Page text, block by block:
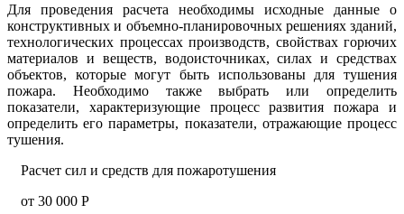
Для проведения расчета необходимы исходные данные о
конструктивных и объемно-планировочных решениях зданий,
технологических процессах производств, свойствах горючих
материалов и веществ, водоисточниках, силах и средствах
объектов, которые могут быть использованы для тушения
пожара. Необходимо также выбрать или определить
показатели, характеризующие процесс развития пожара и
определить его параметры, показатели, отражающие процесс
тушения.
Расчет сил и средств для пожаротушения
от 30 000 Р